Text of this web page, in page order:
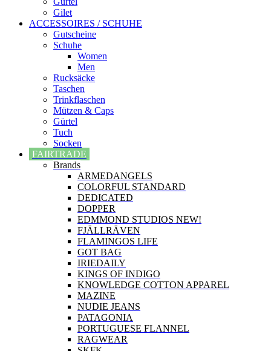
Gilet
ACCESSOIRES / SCHUHE
Gutscheine
Schuhe
Women
Men
Rucksäcke
Taschen
Trinkflaschen
Mützen & Caps
Gürtel
Tuch
Socken
FAIRTRADE
Brands
ARMEDANGELS
COLORFUL STANDARD
DEDICATED
DOPPER
EDMMOND STUDIOS NEW!
FJÄLLRÄVEN
FLAMINGOS LIFE
GOT BAG
IRIEDAILY
KINGS OF INDIGO
KNOWLEDGE COTTON APPAREL
MAZINE
NUDIE JEANS
PATAGONIA
PORTUGUESE FLANNEL
RAGWEAR